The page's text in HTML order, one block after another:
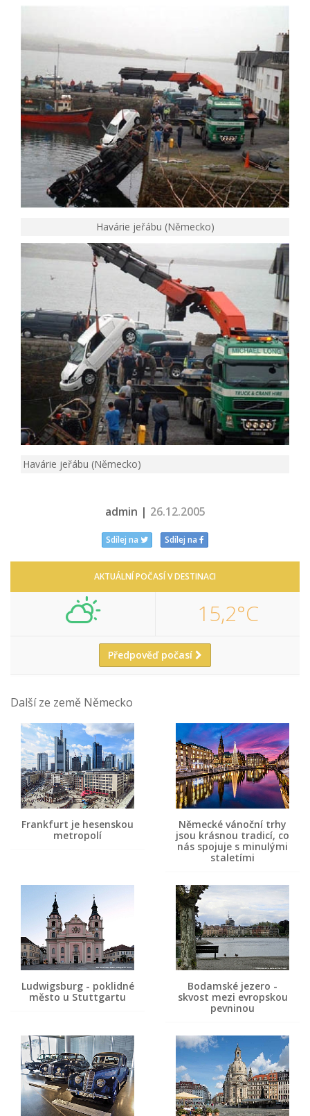
Havárie jeřábu (Německo)
Havárie jeřábu (Německo)
admin | 26.12.2005
Sdílej na Sdílej na
AKTUÁLNÍ POČASÍ V DESTINACI
15,2°C
Předpověď počasí
Další ze země Německo
Frankfurt je hesenskou
metropolí
Německé vánoční trhy
jsou krásnou tradicí, co
nás spojuje s minulými
staletími
Ludwigsburg - poklidné
město u Stuttgartu
Bodamské jezero -
skvost mezi evropskou
pevninou